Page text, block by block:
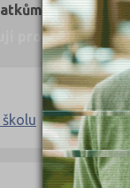
za studium
pro přípravu